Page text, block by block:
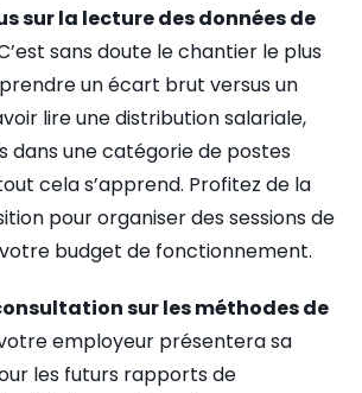
sur la lecture des données de
sans doute le chantier le plus
un écart brut versus un
lire une distribution salariale,
dans une catégorie de postes
cela s’apprend. Profitez de la
pour organiser des sessions de
budget de fonctionnement.
sur les méthodes de
employeur présentera sa
les futurs rapports de